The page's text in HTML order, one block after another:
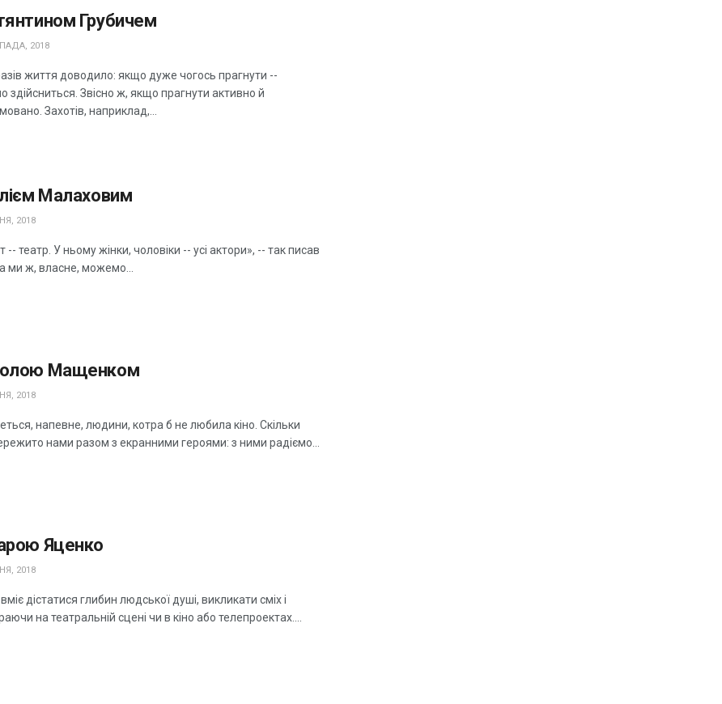
Грубичем
2018
життя доводило: якщо дуже чогось прагнути --
здійсниться. Звісно ж, якщо прагнути активно й
Захотів, наприклад,...
Малаховим
2018
-- театр. У ньому жінки, чоловіки -- усі актори», -- так писав
ми ж, власне, можемо...
Мащенком
2018
напевне, людини, котра б не любила кіно. Скільки
нами разом з екранними героями: з ними радіємо...
Яценко
2018
дістатися глибин людської душі, викликати сміх і
на театральній сцені чи в кіно або телепроектах....